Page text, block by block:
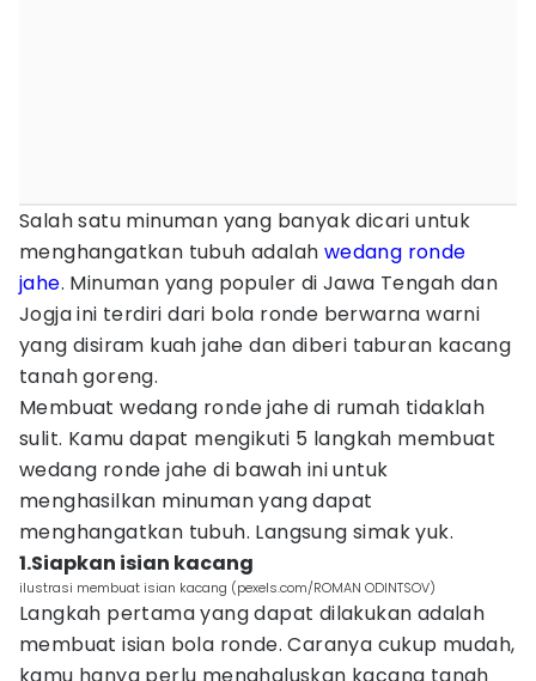
Salah satu minuman yang banyak dicari untuk
menghangatkan tubuh adalah wedang ronde
jahe. Minuman yang populer di Jawa Tengah dan
Jogja ini terdiri dari bola ronde berwarna warni
yang disiram kuah jahe dan diberi taburan kacang
tanah goreng.
Membuat wedang ronde jahe di rumah tidaklah
sulit. Kamu dapat mengikuti 5 langkah membuat
wedang ronde jahe di bawah ini untuk
menghasilkan minuman yang dapat
menghangatkan tubuh. Langsung simak yuk.
1.Siapkan isian kacang
ilustrasi membuat isian kacang (pexels.com/ROMAN ODINTSOV)
Langkah pertama yang dapat dilakukan adalah
membuat isian bola ronde. Caranya cukup mudah,